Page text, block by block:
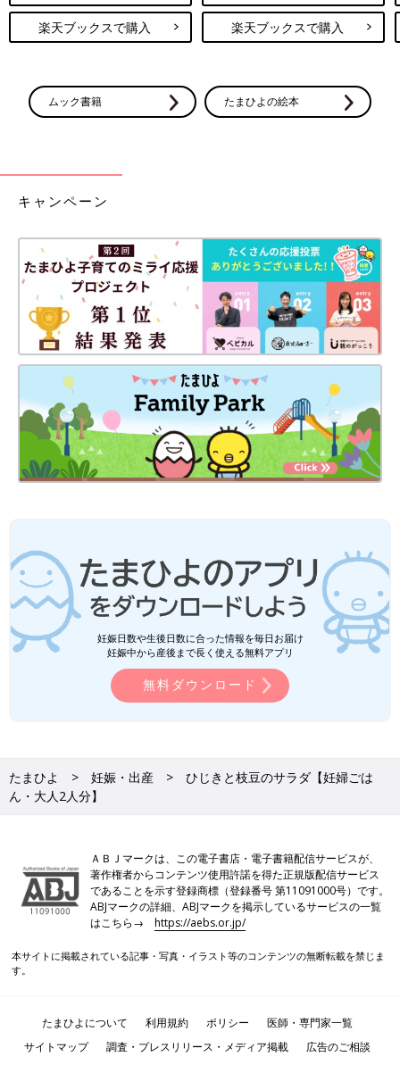
楽天ブックスで購入 楽天ブックスで購入
ムック書籍 たまひよの絵本
キャンペーン
妊娠日数や生後日数に合った情報を毎日お届け
妊娠中から産後まで長く使える無料アプリ
無料ダウンロード
たまひよ 妊娠・出産
ひじきと枝豆のサラダ【妊婦ごは
ん・大人2人分】
ＡＢＪマークは、この電子書店・電子書籍配信サービスが、
著作権者からコンテンツ使用許諾を得た正規版配信サービス
であることを示す登録商標（登録番号 第11091000号）です。
ABJマークの詳細、ABJマークを掲示しているサービスの一覧
はこちら→https://aebs.or.jp/
本サイトに掲載されている記事・写真・イラスト等のコンテンツの無断転載を禁じま
す。
たまひよについて 利用規約 ポリシー
医師・専門家一覧
サイトマップ
調査・プレスリリース・メディア掲載
広告のご相談